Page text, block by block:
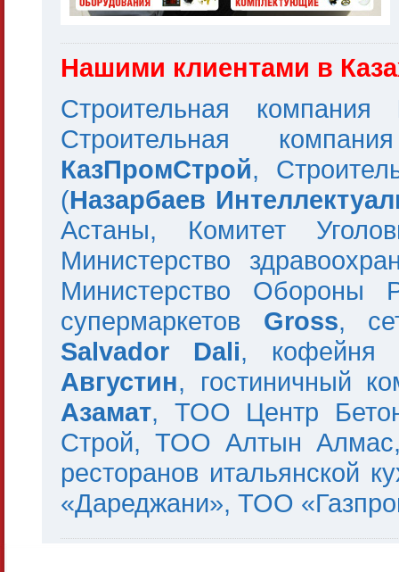
Нашими клиентами в
Строительная компания
Строительная
КазПромСтрой,
(Назарбаев
Астаны, Комитет
Министерство
Министерство Обороны
супермаркетов Gross,
Salvador
Dali, кофейня
Августин, гостиничный
Азамат, ТОО Центр
Строй, ТОО Алтын Алмас,
ресторанов итальянской
«Дареджани», ТОО